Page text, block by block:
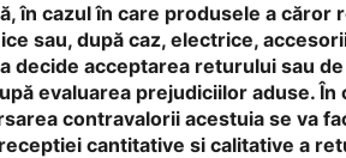
în cazul în care produsele a căror
sau, după caz, electrice,
decide acceptarea returului sau
evaluarea prejudiciilor aduse.
contravalorii acestuia se va
cantitative si calitative a